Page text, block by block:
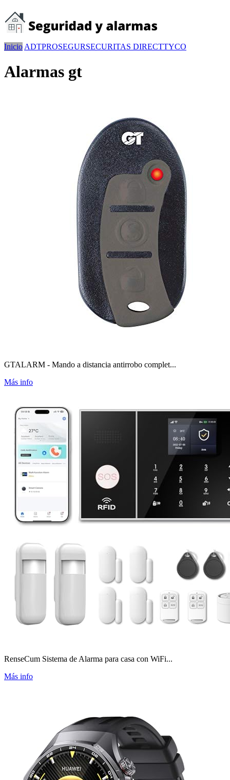
Inicio ADTPROSEGURSECURITAS DIRECTTYCO
Alarmas gt
GTALARM - Mando a distancia antirrobo complet...
Más info
RenseCum Sistema de Alarma para casa con WiFi...
Más info